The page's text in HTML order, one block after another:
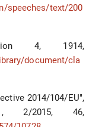
speeches/text/200
4, 1914,
document/cla
2014/104/EU",
, 2/2015, 46,